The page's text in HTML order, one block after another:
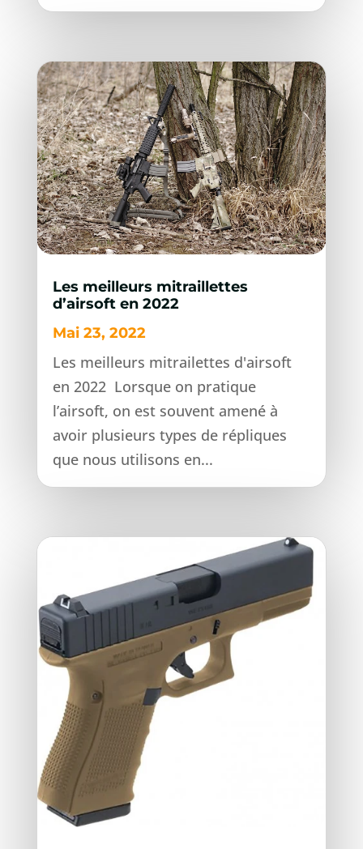
Les meilleurs mitraillettes
d’airsoft en 2022
Mai 23, 2022
Les meilleurs mitrailettes d'airsoft
en 2022 Lorsque on pratique
l’airsoft, on est souvent amené à
avoir plusieurs types de répliques
que nous utilisons en...